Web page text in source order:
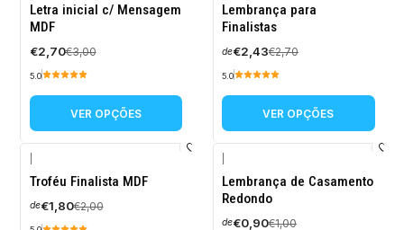
-10%
DESCONTO
Letra inicial c/ Mensagem
MDF
€2,70€3,00
5.0
VER OPÇÕES
-10%
DESCONTO
Lembrança para
Finalistas
de€2,43€2,70
5.0
VER OPÇÕES
-10%
DESCONTO
Troféu Finalista MDF
de€1,80€2,00
-10%
DESCONTO
Lembrança de Casamento
Redondo
de€0,90€1,00